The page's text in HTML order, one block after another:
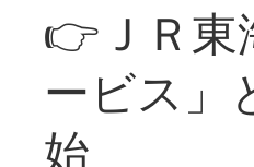
👉ＪＲ東
ービス」
始